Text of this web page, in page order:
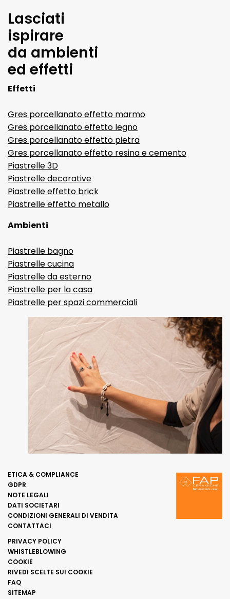
Lasciati
ispirare
da ambienti
ed effetti
Effetti
Gres porcellanato effetto marmo
Gres porcellanato effetto legno
Gres porcellanato effetto pietra
Gres porcellanato effetto resina e cemento
Piastrelle 3D
Piastrelle decorative
Piastrelle effetto brick
Piastrelle effetto metallo
Ambienti
Piastrelle bagno
Piastrelle cucina
Piastrelle da esterno
Piastrelle per la casa
Piastrelle per spazi commerciali
ETICA & COMPLIANCE
GDPR
NOTE LEGALI
DATI SOCIETARI
CONDIZIONI GENERALI DI VENDITA
CONTATTACI
PRIVACY POLICY
WHISTLEBLOWING
COOKIE
RIVEDI SCELTE SUI COOKIE
FAQ
SITEMAP